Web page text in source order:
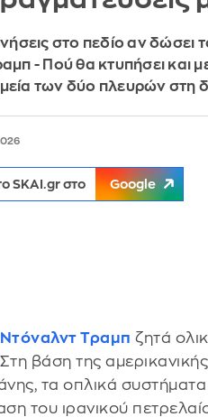
στο πεδίο αν δώσει
- Πού θα κτυπήσει και
των δύο πλευρών στη
SKAI.gr στο Google
Ντόναλντ Τραμπ ζητά
Στη βάση της
τα οπλικά
του ιρανικού